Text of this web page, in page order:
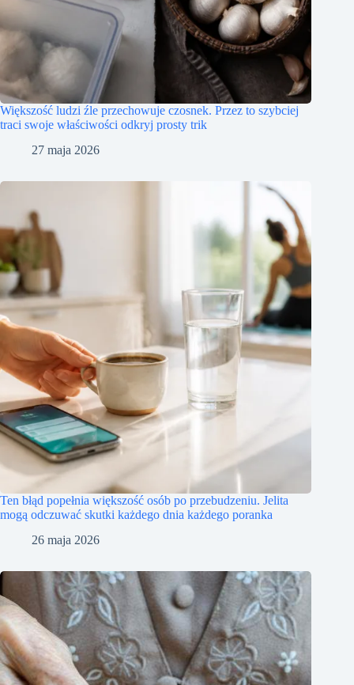
Większość ludzi źle przechowuje czosnek. Przez to szybciej
traci swoje właściwości odkryj prosty trik
27 maja 2026
Ten błąd popełnia większość osób po przebudzeniu. Jelita
mogą odczuwać skutki każdego dnia każdego poranka
26 maja 2026